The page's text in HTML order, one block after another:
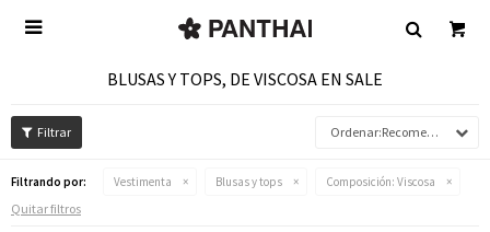

BLUSAS Y TOPS, DE VISCOSA EN SALE
Recomendados
Filtrando por: Vestimenta Blusas y tops Composición: Viscosa
Quitar filtros